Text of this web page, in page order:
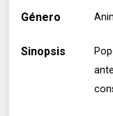
Género
Sinopsis